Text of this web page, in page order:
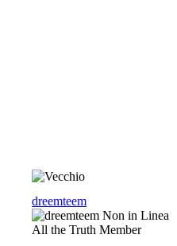
dreemteem
All the Truth Member